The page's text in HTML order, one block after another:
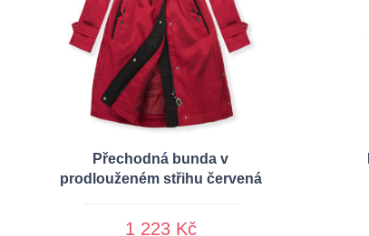
Přechodná bunda v
prodlouženém střihu červená
1 223 Kč